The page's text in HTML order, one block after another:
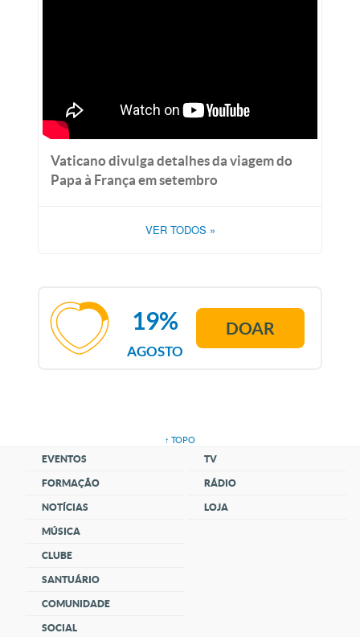
Vaticano divulga detalhes da viagem do
Papa à França em setembro
VER TODOS »
AGOSTO
19% DOAR
↑ TOPO
EVENTOS
FORMAÇÃO
NOTÍCIAS
MÚSICA
CLUBE
SANTUÁRIO
COMUNIDADE
SOCIAL
TV
RÁDIO
LOJA